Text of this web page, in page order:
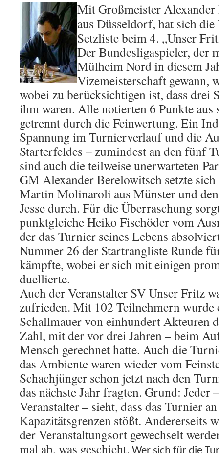
Mit Großmeister
aus Düsseldorf, hat sich
Setzliste beim 4. „Unser
Der Bundesligaspieler, der
Mülheim Nord in diesem
Vizemeisterschaft gewann,
wobei zu berücksichtigen ist, dass drei
ihm waren. Alle notierten 6 Punkte aus
getrennt durch die Feinwertung. Ein
Spannung im Turnierverlauf und die
Starterfeldes – zumindest an den fünf
sind auch die teilweise unerwarteten
GM Alexander Berelowitsch setzte
Martin Molinaroli aus Münster und
Jesse durch. Für die Überraschung
punktgleiche Heiko Fischöder vom
der das Turnier seines Lebens
Nummer 26 der Startrangliste Runde
kämpfte, wobei er sich mit einigen
duellierte.
Auch der Veranstalter SV Unser Fritz
zufrieden. Mit 102 Teilnehmern wurde
Schallmauer von einhundert Akteuren
Zahl, mit der vor drei Jahren – beim
Mensch gerechnet hatte. Auch die
das Ambiente waren wieder vom
Schachjünger schon jetzt nach den
das nächste Jahr fragten. Grund: Jeder
Veranstalter – sieht, dass das Turnier
Kapazitätsgrenzen stößt. Andererseits
der Veranstaltungsort gewechselt
mal ab, was geschieht. Wer sich für die